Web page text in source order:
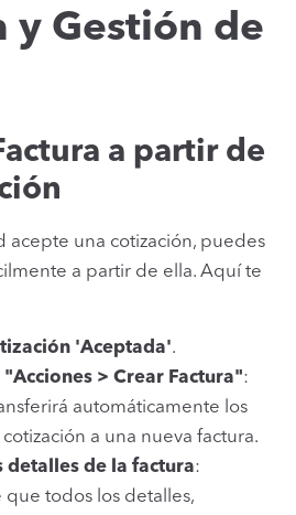
y Gestión de
a partir de
acepte una cotización, puedes
a partir de ella. Aquí te
'Aceptada'.
"Acciones > Crear Factura":
automáticamente los
a una nueva factura.
detalles de la factura:
todos los detalles,